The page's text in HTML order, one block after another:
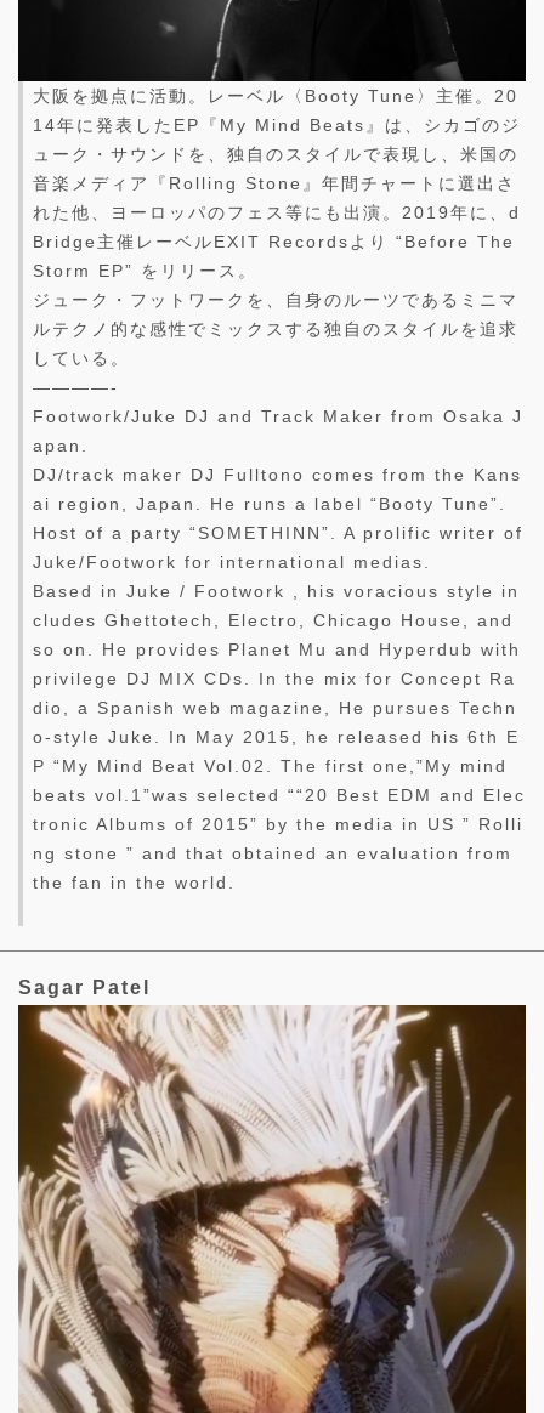
大阪を拠点に活動。レーベル〈Booty Tune〉主催。20
14年に発表したEP『My Mind Beats』は、シカゴのジ
ューク・サウンドを、独自のスタイルで表現し、米国の
音楽メディア『Rolling Stone』年間チャートに選出さ
れた他、ヨーロッパのフェス等にも出演。2019年に、d
Bridge主催レーベルEXIT Recordsより “Before The
Storm EP” をリリース。
ジューク・フットワークを、自身のルーツであるミニマ
ルテクノ的な感性でミックスする独自のスタイルを追求
している。
————-
Footwork/Juke DJ and Track Maker from Osaka J
apan.
DJ/track maker DJ Fulltono comes from the Kans
ai region, Japan. He runs a label “Booty Tune”.
Host of a party “SOMETHINN”. A prolific writer of
Juke/Footwork for international medias.
Based in Juke / Footwork , his voracious style in
cludes Ghettotech, Electro, Chicago House, and
so on. He provides Planet Mu and Hyperdub with
privilege DJ MIX CDs. In the mix for Concept Ra
dio, a Spanish web magazine, He pursues Techn
o-style Juke. In May 2015, he released his 6th E
P “My Mind Beat Vol.02. The first one,”My mind
beats vol.1”was selected ““20 Best EDM and Elec
tronic Albums of 2015” by the media in US ” Rolli
ng stone ” and that obtained an evaluation from
the fan in the world.
Sagar Patel